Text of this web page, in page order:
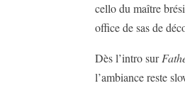
cello du maître
office de sas de
Dès l’intro sur
l’ambiance reste